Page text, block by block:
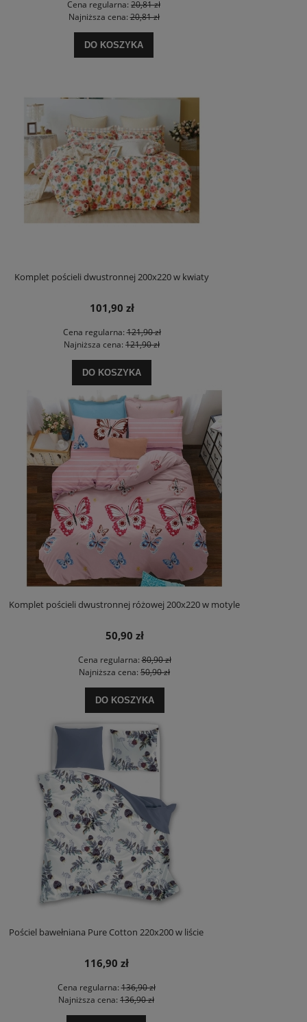
Cena regularna: 20,81 zł
Najniższa cena:20,81 zł
DO KOSZYKA
Komplet pościeli dwustronnej 200x220 w kwiaty
101,90 zł
Cena regularna:121,90 zł
Najniższa cena: 121,90 zł
DO KOSZYKA
Komplet pościeli dwustronnej różowej 200x220 w motyle
50,90 zł
Cena regularna:80,90 zł
Najniższa cena: 50,90 zł
DO KOSZYKA
Pościel bawełniana Pure Cotton 220x200 w liście
116,90 zł
Cena regularna:136,90 zł
Najniższa cena: 136,90 zł